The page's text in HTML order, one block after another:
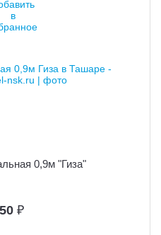
0,9м "Гиза"
₽